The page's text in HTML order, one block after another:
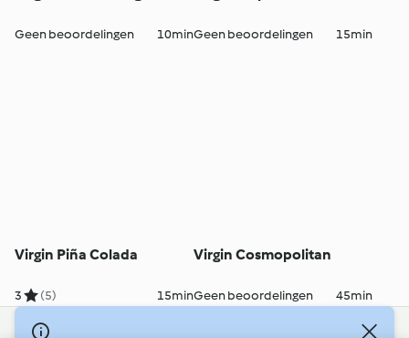
Geen beoordelingen 10minGeen beoordelingen 15min
Virgin Piña Colada
3 (5) 15min
Virgin Cosmopolitan
Geen beoordelingen 45min